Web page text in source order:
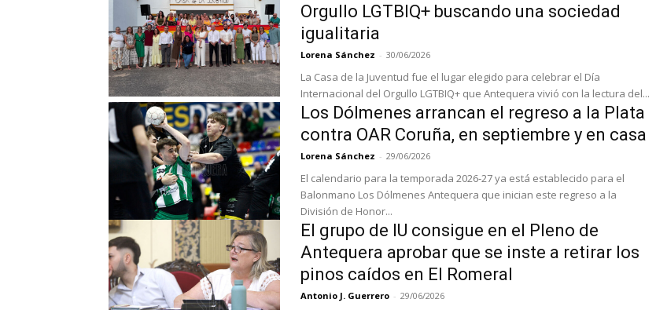
Orgullo LGTBIQ+ buscando una sociedad
igualitaria
Lorena Sánchez - 30/06/2026
La Casa de la Juventud fue el lugar elegido para celebrar el Día
Internacional del Orgullo LGTBIQ+ que Antequera vivió con la lectura del...
Los Dólmenes arrancan el regreso a la Plata
contra OAR Coruña, en septiembre y en casa
Lorena Sánchez - 29/06/2026
El calendario para la temporada 2026-27 ya está establecido para el
Balonmano Los Dólmenes Antequera que inician este regreso a la
División de Honor...
El grupo de IU consigue en el Pleno de
Antequera aprobar que se inste a retirar los
pinos caídos en El Romeral
Antonio J. Guerrero - 29/06/2026